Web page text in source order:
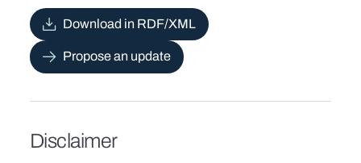
Download in RDF/XML
Propose an update
Disclaimer